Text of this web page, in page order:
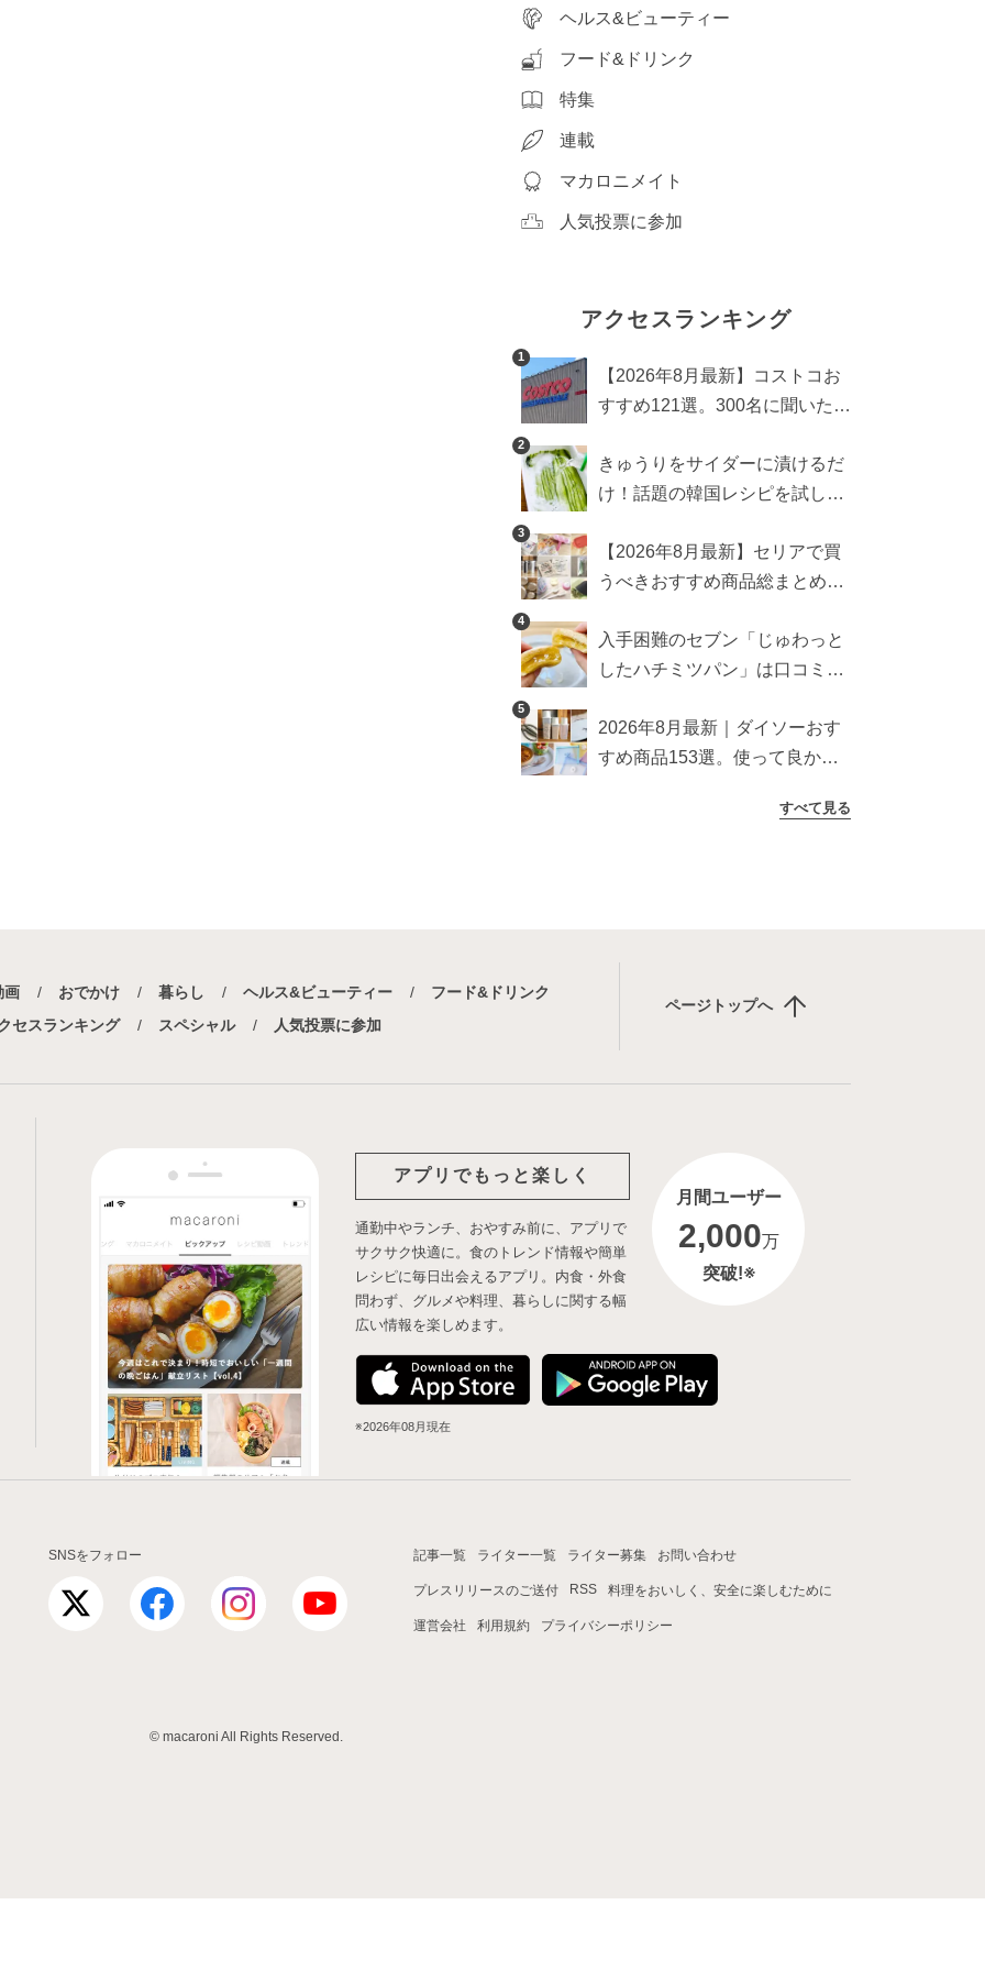
ヘルス&ビューティー
フード&ドリンク
特集
連載
マカロニメイト
人気投票に参加
アクセスランキング
1
【2026年8月最新】コストコお
すすめ121選。300名に聞いた買
め商品も
2
きゅうりをサイダーに漬けるだ
け！話題の韓国レシピを試した
3
【2026年8月最新】セリアで買
うべきおすすめ商品総まとめ。
4
入手困難のセブン「じゅわっと
したハチミツパン」は口コミ通
検証
5
2026年8月最新｜ダイソーおす
すめ商品153選。使って良かっ
すべて見る
画 おでかけ 暮らし ヘルス&ビューティー
フード&ドリンク
セスランキング
スペシャル 人気投票に参加
ページトップへ
アプリでもっと楽しく
通勤中やランチ、おやすみ前に、アプリで
サクサク快適に。食のトレンド情報や簡単
レシピに毎日出会えるアプリ。内食・外食
問わず、グルメや料理、暮らしに関する幅
広い情報を楽しめます。
月間ユーザー
2,000万
突破!※
※2026年08月現在
SNSをフォロー 記事一覧 ライター一覧 ライター募集 お問い合わせ
プレスリリースのご送付 RSS 料理をおいしく、安全に楽しむために
運営会社 利用規約 プライバシーポリシー
© macaroni All Rights Reserved.